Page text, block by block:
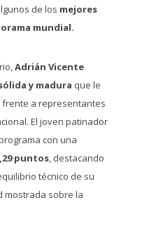
de los mejores
mundial.
Adrián Vicente
y madura que le
a representantes
El joven patinador
con una
puntos, destacando
técnico de su
mostrada sobre la